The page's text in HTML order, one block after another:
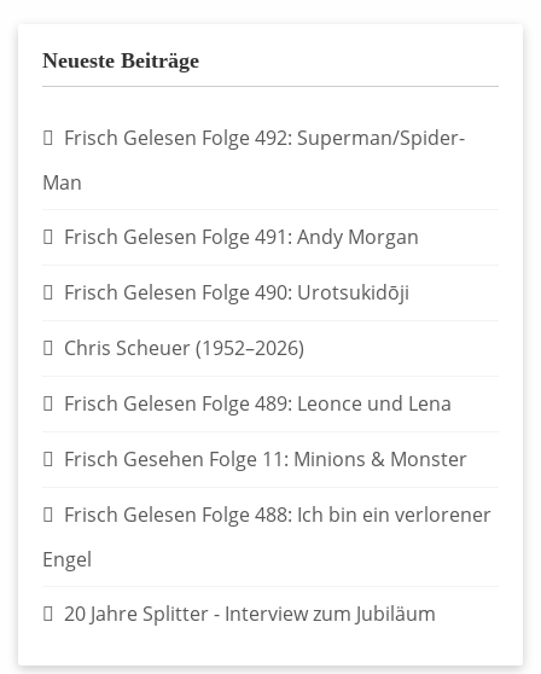
Neueste Beiträge
Frisch Gelesen Folge 492: Superman/Spider-
Man
Frisch Gelesen Folge 491: Andy Morgan
Frisch Gelesen Folge 490: Urotsukidōji
Chris Scheuer (1952–2026)
Frisch Gelesen Folge 489: Leonce und Lena
Frisch Gesehen Folge 11: Minions & Monster
Frisch Gelesen Folge 488: Ich bin ein verlorener
Engel
20 Jahre Splitter - Interview zum Jubiläum